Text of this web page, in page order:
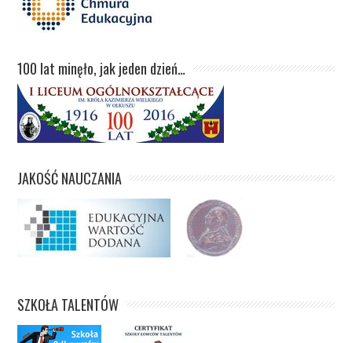
100 lat minęło, jak jeden dzień…
JAKOŚĆ NAUCZANIA
SZKOŁA TALENTÓW